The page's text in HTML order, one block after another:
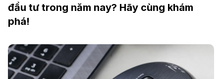
đầu tư trong năm nay? Hãy cùng khám
phá!